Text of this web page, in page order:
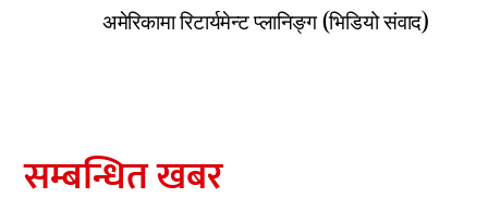
अमेरिकामा रिटार्यमेन्ट प्लानिङ्ग (भिडियो संवाद)
सम्बन्धित खबर